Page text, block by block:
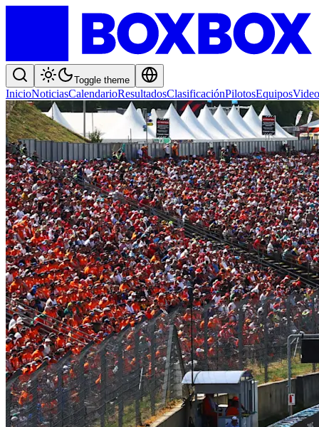
Toggle theme
InicioNoticiasCalendarioResultadosClasificaciónPilotosEquipos